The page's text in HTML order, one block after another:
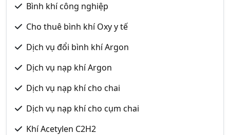
Bình khí công nghiệp
Cho thuê bình khí Oxy y tế
Dịch vụ đổi bình khí Argon
Dịch vụ nạp khí Argon
Dịch vụ nạp khí cho chai
Dịch vụ nạp khí cho cụm chai
Khí Acetylen C2H2